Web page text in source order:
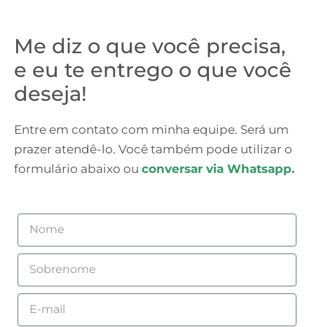
Me diz o que você precisa,
e eu te entrego o que você
deseja!
Entre em contato com minha equipe. Será um
prazer atendê-lo. Você também pode utilizar o
formulário abaixo ou conversar via Whatsapp.
Nome
Sobrenome
Email